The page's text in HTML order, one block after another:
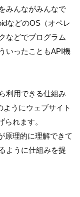
みんながみんなで
などのOS（オペレ
などでプログラム
いったこともAPI機
利用できる仕組み
ようにウェブサイト
れます。
原理的に理解できて
ように仕組みを提